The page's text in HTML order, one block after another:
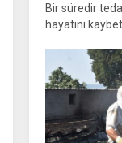
Bir süredir
hayatını
sosyal medya
çok değerli